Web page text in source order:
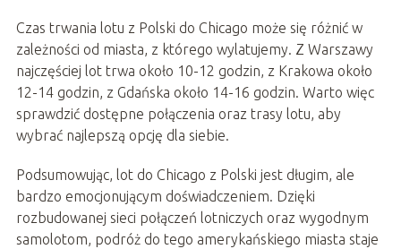
Czas trwania lotu z Polski do Chicago może się różnić w
zależności od miasta, z którego wylatujemy. Z Warszawy
najczęściej lot trwa około 10-12 godzin, z Krakowa około
12-14 godzin, z Gdańska około 14-16 godzin. Warto więc
sprawdzić dostępne połączenia oraz trasy lotu, aby
wybrać najlepszą opcję dla siebie.
Podsumowując, lot do Chicago z Polski jest długim, ale
bardzo emocjonującym doświadczeniem. Dzięki
rozbudowanej sieci połączeń lotniczych oraz wygodnym
samolotom, podróż do tego amerykańskiego miasta staje